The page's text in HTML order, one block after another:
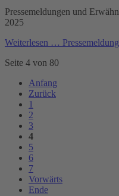
Pressemeldungen und
2025
Weiterlesen …
Seite 4 von 80
Anfang
Zurück
1
2
3
4
5
6
7
Vorwärts
Ende